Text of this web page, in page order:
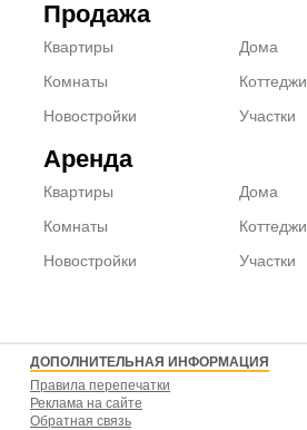
Продажа
Квартиры
Комнаты
Новостройки
Дома
Коттеджи
Участки
Аренда
Квартиры
Комнаты
Новостройки
Дома
Коттеджи
Участки
ДОПОЛНИТЕЛЬНАЯ ИНФОРМАЦИЯ
Правила перепечатки
Реклама на сайте
Обратная связь